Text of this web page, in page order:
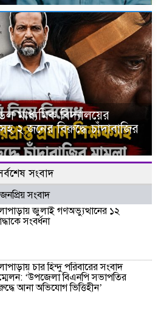
মাধ্যমিক বিদ্যালয়ের
২ জনের বিরুদ্ধে চাঁদাবাজির
সংবাদ
জনপ্রিয় সংবাদ
জুলাই গণঅভ্যুত্থানের ১২
সংবর্ধনা
চার হিন্দু পরিবারের সংবাদ
‘উপজেলা বিএনপি সভাপতির
আনা অভিযোগ ভিত্তিহীন’